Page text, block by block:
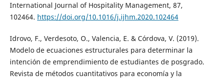
International Journal of Hospitality Management, 87,
102464. https://doi.org/10.1016/j.ijhm.2020.102464
Idrovo, F., Verdesoto, O., Valencia, E. & Córdova, V. (2019).
Modelo de ecuaciones estructurales para determinar la
intención de emprendimiento de estudiantes de posgrado.
Revista de métodos cuantitativos para economía y la